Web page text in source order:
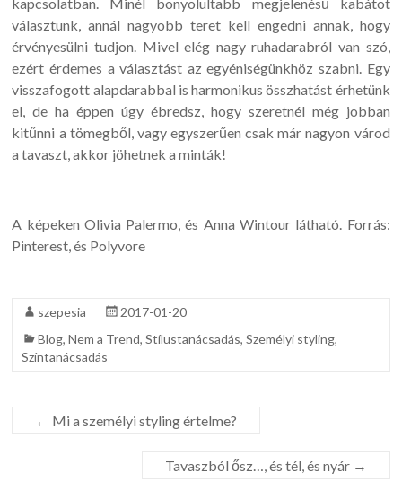
választunk, annál nagyobb teret kell engedni annak, hogy
érvényesülni tudjon. Mivel elég nagy ruhadarabról van szó,
ezért érdemes a választást az egyéniségünkhöz szabni. Egy
visszafogott alapdarabbal is harmonikus összhatást érhetünk
el, de ha éppen úgy ébredsz, hogy szeretnél még jobban
kitűnni a tömegből, vagy egyszerűen csak már nagyon várod
a tavaszt, akkor jöhetnek a minták!
A képeken Olivia Palermo, és Anna Wintour látható. Forrás:
Pinterest, és Polyvore
szepesia
2017-01-20
Blog,Nem a Trend,Stílustanácsadás,Személyi styling,
Színtanácsadás
← Mi a személyi styling értelme?
Tavaszból ősz…, és tél, és nyár →